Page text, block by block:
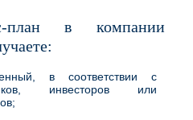
план в компании
в соответствии с
инвесторов или